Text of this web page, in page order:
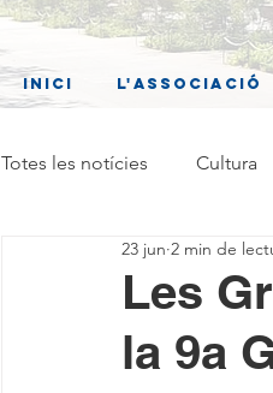
Inici L'associació
Totes les notícies Cultura
Les
la 9a
23 jun 2 min de